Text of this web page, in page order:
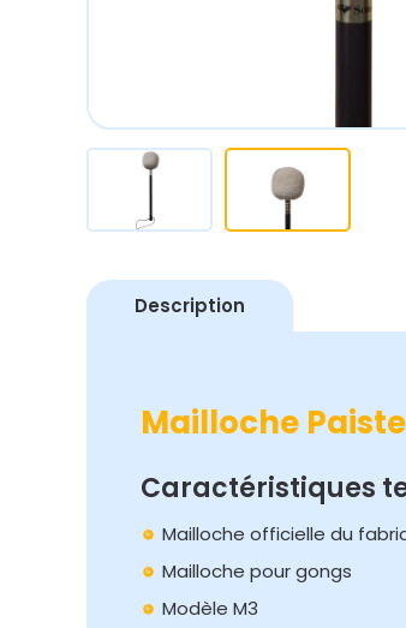
Description
Mailloche
Caractéristiques
Mailloche officielle du
Mailloche pour gongs
Modèle M3